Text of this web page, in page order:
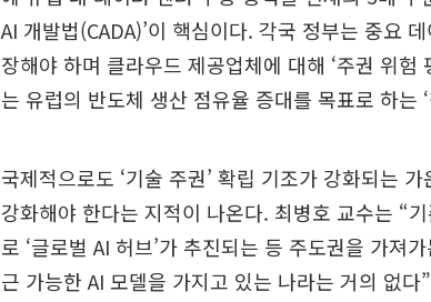
AI 개발법(CADA)’이 핵심이다. 각국 정부는 중요
장해야 하며 클라우드 제공업체에 대해 ‘주권 위험
는 유럽의 반도체 생산 점유율 증대를 목표로 하는
국제적으로도 ‘기술 주권’ 확립 기조가 강화되는
강화해야 한다는 지적이 나온다. 최병호 교수는 “
로 ‘글로벌 AI 허브’가 추진되는 등 주도권을 가져
근 가능한 AI 모델을 가지고 있는 나라는 거의 없다